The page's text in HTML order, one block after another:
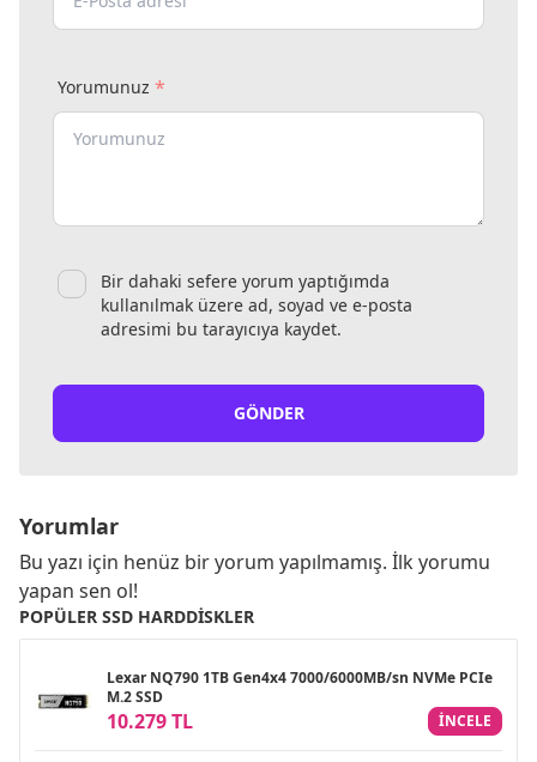
Yorumunuz *
Bir dahaki sefere yorum yaptığımda
kullanılmak üzere ad, soyad ve e-posta
adresimi bu tarayıcıya kaydet.
GÖNDER
Yorumlar
Bu yazı için henüz bir yorum yapılmamış. İlk yorumu
yapan sen ol!
POPÜLER SSD HARDDISKLER
Lexar NQ790 1TB Gen4x4 7000/6000MB/sn NVMe PCIe
M.2 SSD
10.279 TL INCELE